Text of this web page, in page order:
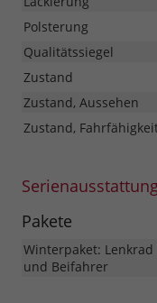
Polsterung
Qualitätssiegel
Zustand
Zustand, Aussehen
Zustand,
Pakete
Winterpaket:
und Beifahrer